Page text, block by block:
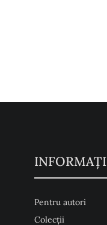
Pentru autori
Colecţii